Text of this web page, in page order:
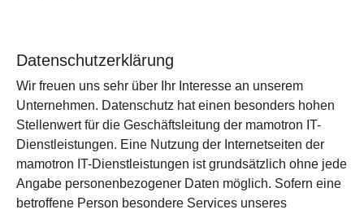
Datenschutzerklärung
Wir freuen uns sehr über Ihr Interesse an unserem
Unternehmen. Datenschutz hat einen besonders hohen
Stellenwert für die Geschäftsleitung der mamotron IT-
Dienstleistungen. Eine Nutzung der Internetseiten der
mamotron IT-Dienstleistungen ist grundsätzlich ohne jede
Angabe personenbezogener Daten möglich. Sofern eine
betroffene Person besondere Services unseres